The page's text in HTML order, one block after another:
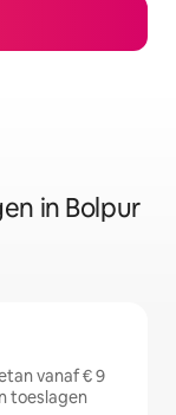
in Bolpur
vanaf € 9
toeslagen